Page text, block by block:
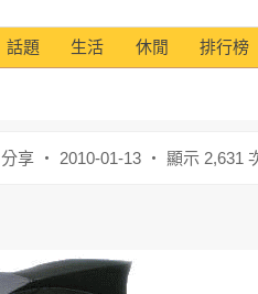
話題 生活 休閒 排行榜
分享 ‧ 2010-01-13 ‧ 顯示